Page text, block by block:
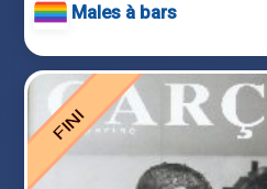
Males à bars